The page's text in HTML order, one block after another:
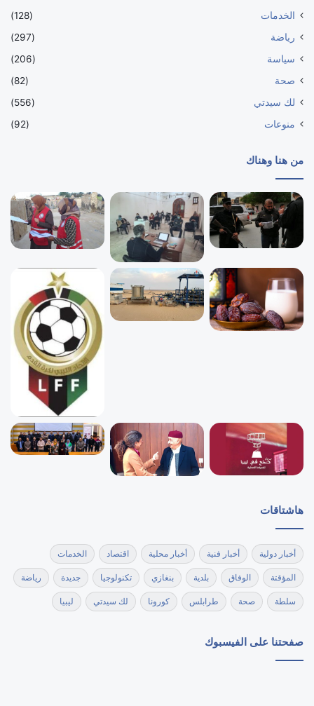
الخدمات
(128)
رياضة
(297)
سياسة
(206)
صحة
(82)
لك سيدتي
(556)
منوعات
(92)
من هنا وهناك
هاشتاقات
أخبار دولية أخبار فنية أخبار محلية اقتصاد الخدمات
المؤقتة الوفاق بلدية بنغازي تكنولوجيا جديدة رياضة
سلطة صحة طرابلس كورونا لك سيدتي ليبيا
صفحتنا على الفيسبوك